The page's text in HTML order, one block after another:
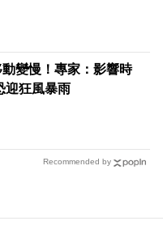
變慢！專家：影響時
迎狂風暴雨
Recommended by